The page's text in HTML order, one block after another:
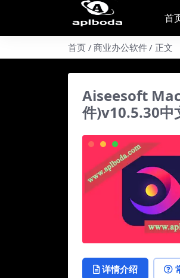
首
首页 商业办公软件 正文
Aiseesoft
件)v10.5.30中
详情介绍